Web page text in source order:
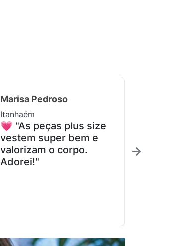
Marisa Pedroso
Itanhaém
💗 "As peças plus size
vestem super bem e
valorizam o corpo.
Adorei!"